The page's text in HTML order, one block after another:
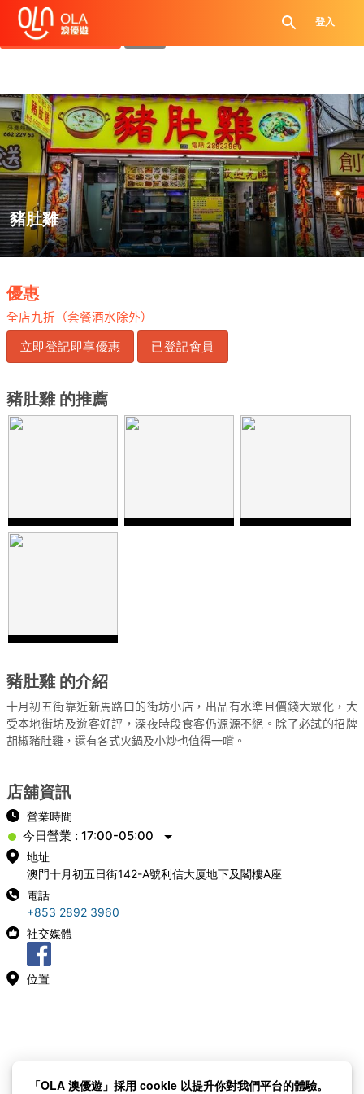
登入
領取每日優惠券
查看`我的優惠記錄`
豬肚雞
.
優惠
全店九折（套餐酒水除外）
立即登記即享優惠 已登記會員
豬肚雞 的推薦
豬肚雞 的介紹
十月初五街靠近新馬路口的街坊小店，出品有水準且價錢大眾化，大
受本地街坊及遊客好評，深夜時段食客仍源源不絕。除了必試的招牌
胡椒豬肚雞，還有各式火鍋及小炒也值得一嚐。
店舖資訊
營業時間
今日營業 : 17:00-05:00
地址
澳門十月初五日街142-A號利信大厦地下及閣樓A座
電話
+853 2892 3960
社交媒體
位置
「OLA 澳優遊」採用 cookie 以提升你對我們平台的體驗。